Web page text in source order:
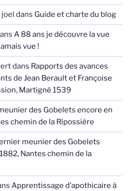
dans Guide et charte du blog
A 88 ans je découvre la vue
vue !
dans Rapports des avances
de Jean Berault et Françoise
Martigné 1539
des Gobelets encore en
chemin de la Ripossière
meunier des Gobelets
Nantes chemin de la
Apprentissage d’apothicaire à